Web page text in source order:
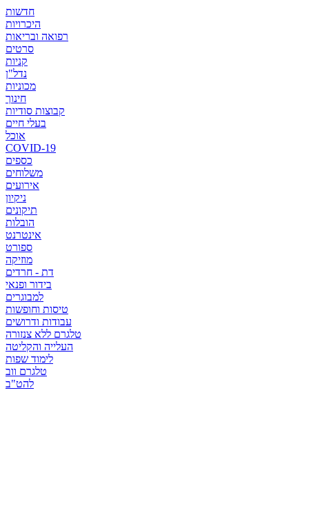
חדשות
היכרויות
רפואה ובריאות
סרטים
קניות
נדל"ן
מכוניות
חינוך
קבוצות סודיות
בעלי חיים
אוכל
COVID-19
כספים
משלוחים
אירועים
ניקיון
תיקונים
הובלות
אינטרנט
ספורט
מוזיקה
דת - חרדים
בידור ופנאי
למבוגרים
טיסות וחופשות
עבודות ודרושים
טלגרם ללא צנזורה
העלייה והקליטה
לימוד שפות
טלגרם ווב
להט"ב